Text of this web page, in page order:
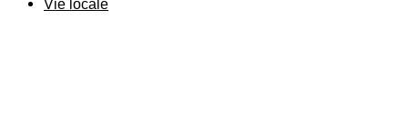
Vie locale